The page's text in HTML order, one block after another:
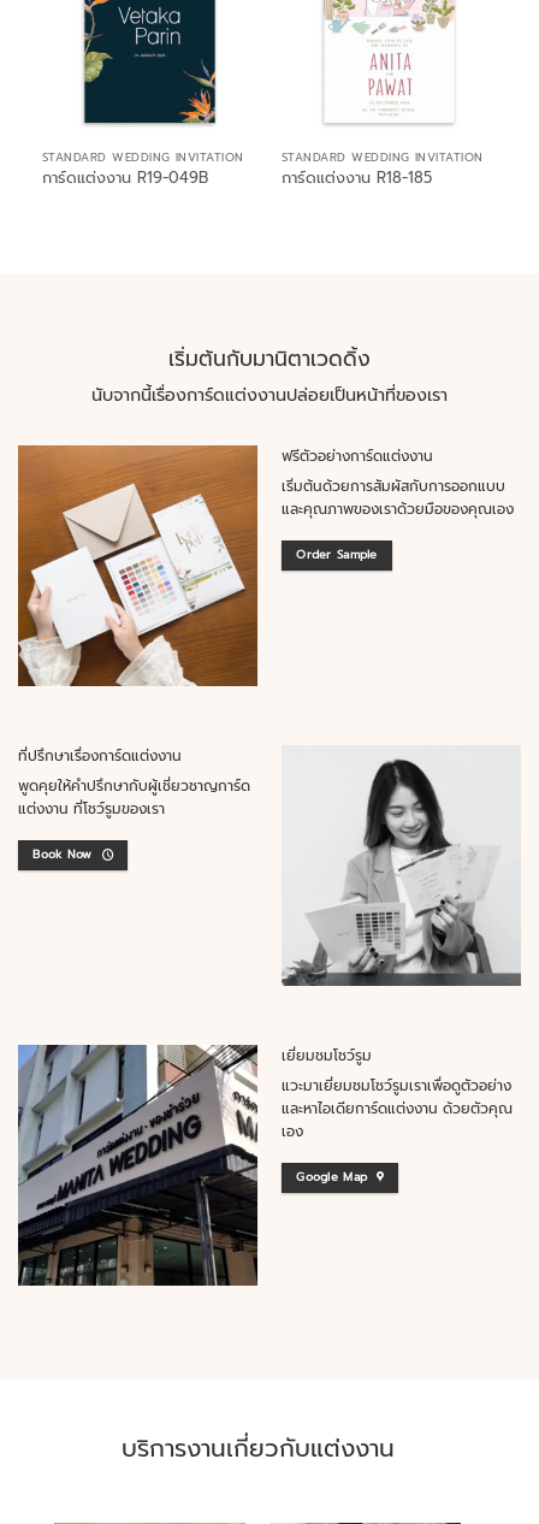
STANDARD WEDDING INVITATION
การ์ดแต่งงาน R19-049B
STANDARD WEDDING INVITATION
การ์ดแต่งงาน R18-185
เริ่มต้นกับมานิตาเวดดิ้ง
นับจากนี้เรื่องการ์ดแต่งงานปล่อยเป็นหน้าที่ของเรา
ฟรีตัวอย่างการ์ดแต่งงาน
เริ่มต้นด้วยการสัมผัสกับการออกแบบ
และคุณภาพของเราด้วยมือของคุณเอง
Order Sample
ที่ปรึกษาเรื่องการ์ดแต่งงาน
พูดคุยให้คำปรึกษากับผู้เชี่ยวชาญการ์ด
แต่งงาน ที่โชว์รูมของเรา
Book Now
เยี่ยมชมโชว์รูม
แวะมาเยี่ยมชมโชว์รูมเราเพื่อดูตัวอย่าง
และหาไอเดียการ์ดแต่งงาน ด้วยตัวคุณ
เอง
Google Map
บริการงานเกี่ยวกับแต่งงาน